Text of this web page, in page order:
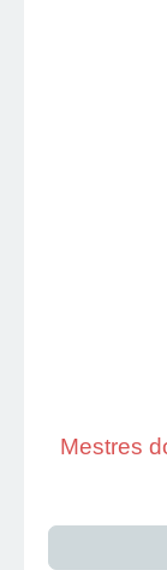
Mestres